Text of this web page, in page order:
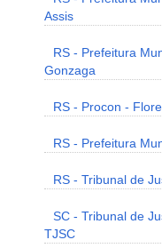
Assis
RS - Prefeitura
Gonzaga
RS - Procon -
RS - Prefeitura
RS - Tribunal de
SC - Tribunal de
TJSC